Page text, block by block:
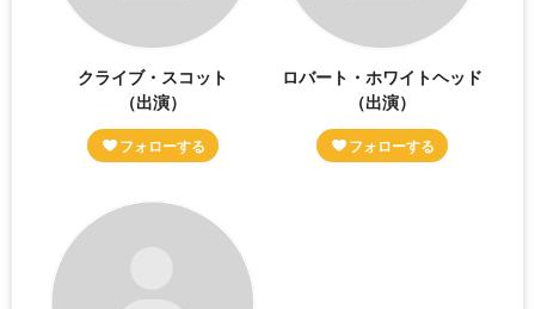
クライブ・スコット
（出演）
ロバート・ホワイトヘッド
（出演）